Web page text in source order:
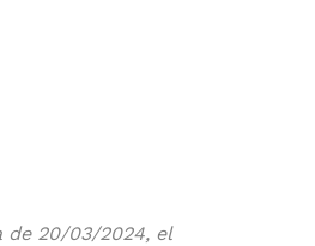
de 20/03/2024, el